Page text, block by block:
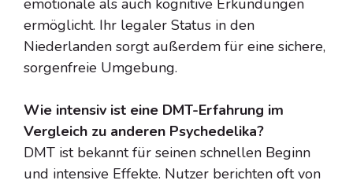
emotionale als auch kognitive Erkundungen
ermöglicht. Ihr legaler Status in den
Niederlanden sorgt außerdem für eine sichere,
sorgenfreie Umgebung.
Wie intensiv ist eine DMT-Erfahrung im
Vergleich zu anderen Psychedelika?
DMT ist bekannt für seinen schnellen Beginn
und intensive Effekte. Nutzer berichten oft von